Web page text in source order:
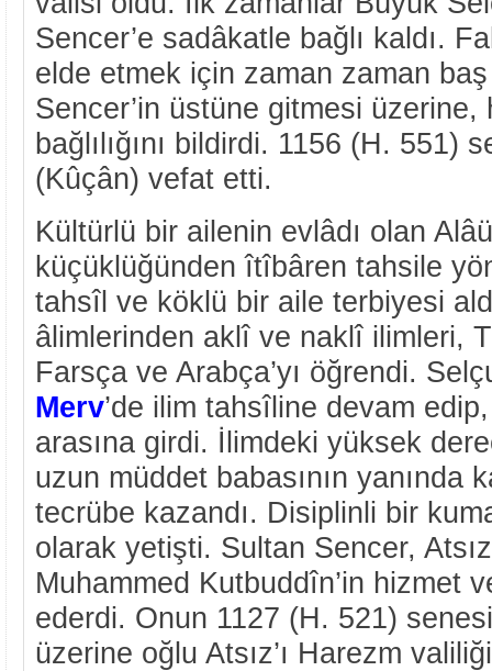
Sencer’e sadâkatle bağlı kaldı.
elde etmek için zaman zaman baş
Sencer’in üstüne gitmesi üzerine,
bağlılığını bildirdi. 1156 (H. 551)
(Kûçân) vefat etti.
Kültürlü bir ailenin evlâdı olan
küçüklüğünden îtîbâren tahsile
tahsîl ve köklü bir aile terbiyesi
âlimlerinden aklî ve naklî ilimleri,
Farsça ve Arabça’yı öğrendi.
Merv’de ilim tahsîline devam
arasına girdi. İlimdeki yüksek
uzun müddet babasının yanında
tecrübe kazandı. Disiplinli bir
olarak yetişti. Sultan Sencer,
Muhammed Kutbuddîn’in hizmet
ederdi. Onun 1127 (H. 521)
üzerine oğlu Atsız’ı Harezm